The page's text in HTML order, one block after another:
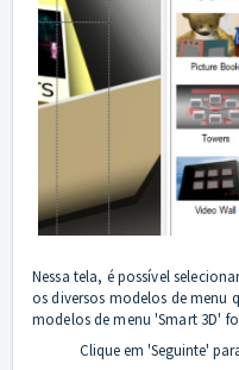
Nessa tela, é possível
os diversos modelos de menu
modelos de menu 'Smart 3D'
Clique em 'Seguinte'